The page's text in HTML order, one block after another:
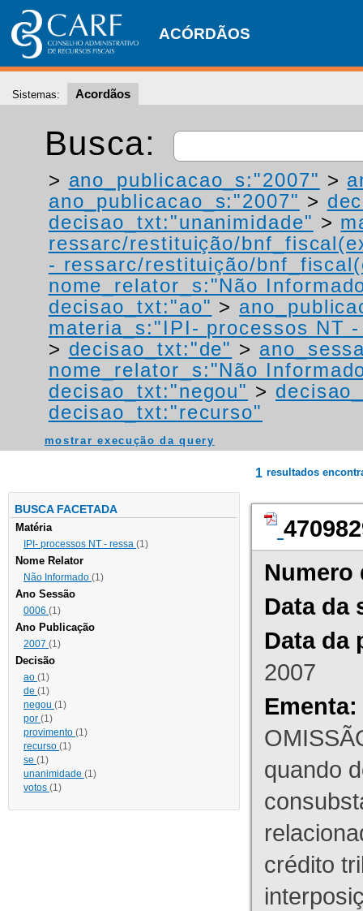
ACÓRDÃOS
Sistemas: Acordãos
Busca:
> ano_publicacao_s:"2007" >
ano_publicacao_s:"2007" >
decisao_txt:"unanimidade" >
ressarc/restituição/
- ressarc/restituição/
nome_relator_s:"Não
decisao_txt:"ao" >
materia_s:"IPI- processos NT
> decisao_txt:"de" >
nome_relator_s:"Não
decisao_txt:"negou" >
decisao_txt:"recurso"
mostrar execução da query
BUSCA FACETADA
Matéria
IPI- processos NT - ressa (1)
Nome Relator
Não Informado (1)
Ano Sessão
0006 (1)
Ano Publicação
2007 (1)
Decisão
ao (1)
de (1)
negou (1)
por (1)
provimento (1)
recurso (1)
se (1)
unanimidade (1)
votos (1)
1 resultados
Numero
Data da
Data da
2007
Ementa:
quando
crédito